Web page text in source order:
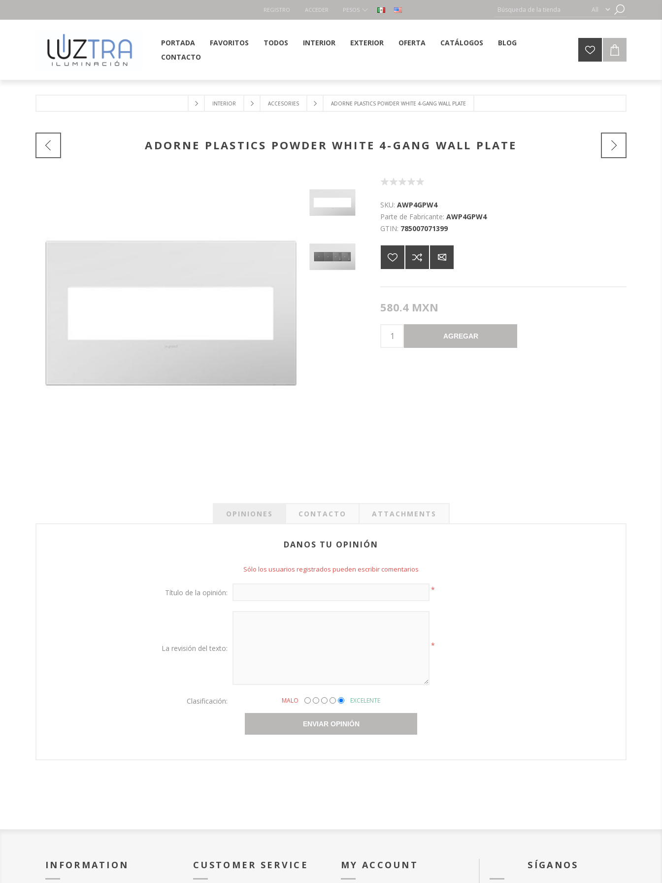
REGISTRO ACCEDER PESOS
PORTADA FAVORITOS TODOS INTERIOR EXTERIOR OFERTA CATÁLOGOS
BLOG
CONTACTO
INTERIOR ACCESORIES ADORNE PLASTICS POWDER WHITE 4-GANG WALL PLATE
ADORNE PLASTICS POWDER WHITE 4-GANG WALL PLATE
SKU: AWP4GPW4
Parte de Fabricante: AWP4GPW4
GTIN: 785007071399
580.4 MXN
AGREGAR
OPINIONES CONTACTO ATTACHMENTS
DANOS TU OPINIÓN
Sólo los usuarios registrados pueden escribir comentarios
Título de la opinión: *
La revisión del texto: *
Clasificación: MALO EXCELENTE
ENVIAR OPINIÓN
INFORMATION CUSTOMER SERVICE MY ACCOUNT SÍGANOS